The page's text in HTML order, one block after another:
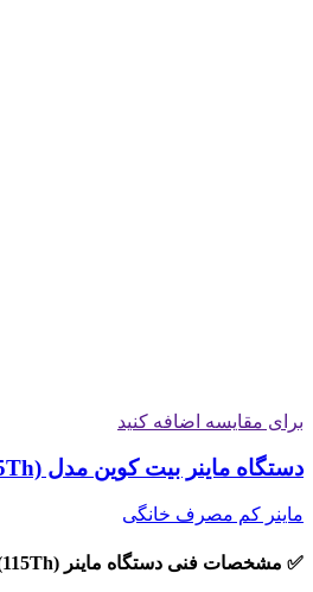
برای مقایسه اضافه کنید
دستگاه ماینر بیت کوین مدل Fluminer T3 (115Th)
ماینر کم مصرف خانگی
✅ مشخصات فنی دستگاه ماینر Fluminer T3 (115Th)